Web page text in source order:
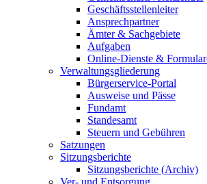
Geschäftsstellenleiter
Ansprechpartner
Ämter & Sachgebiete
Aufgaben
Online-Dienste &
Verwaltungsgliederung
Bürgerservice-Portal
Ausweise und Pässe
Fundamt
Standesamt
Steuern und Gebühren
Satzungen
Sitzungsberichte
Sitzungsberichte (Archiv)
Ver- und Entsorgung